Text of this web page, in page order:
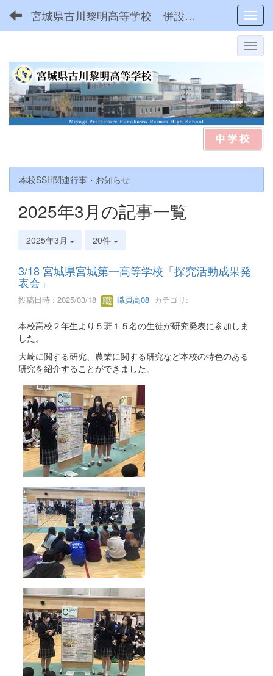
宮城県古川黎明高等学校 併設型中高一貫
本校SSH関連行事・お知らせ
2025年3月の記事一覧
2025年3月 20件
3/18 宮城県宮城第一高等学校「探究活動成果発
表会」
投稿日時 : 2025/03/18 職員高08 カテゴリ:
本校高校２年生より５班１５名の生徒が研究発表に参加しま
した。
大崎に関する研究、農業に関する研究など本校の特色のある
研究を紹介することができました。